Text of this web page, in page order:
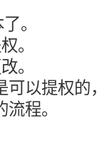
。
。
。
以提权
程。